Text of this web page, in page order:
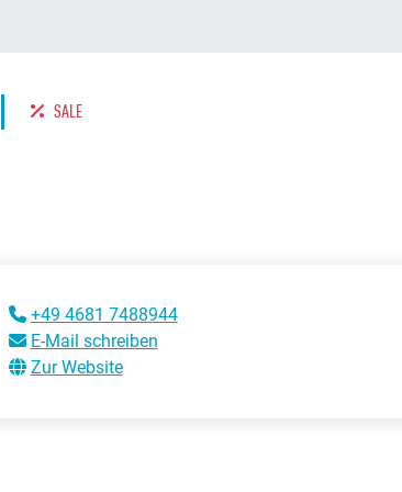
SALE
+49 4681 7488944
E-Mail schreiben
Zur Website